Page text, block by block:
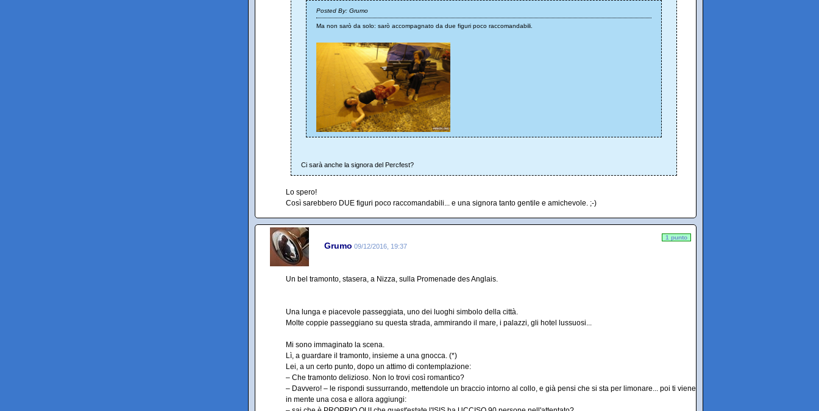
Posted By: Grumo
Ma non sarò da solo: sarò accompagnato da due figuri poco raccomandabili.
Ci sarà anche la signora del Percfest?
Lo spero!
Così sarebbero DUE figuri poco raccomandabili... e una signora tanto gentile e amichevole. ;-)
Grumo 09/12/2016, 19:37
1 punto
Un bel tramonto, stasera, a Nizza, sulla Promenade des Anglais.
Una lunga e piacevole passeggiata, uno dei luoghi simbolo della città.
Molte coppie passeggiano su questa strada, ammirando il mare, i palazzi, gli hotel lussuosi...
Mi sono immaginato la scena.
Lì, a guardare il tramonto, insieme a una gnocca. (*)
Lei, a un certo punto, dopo un attimo di contemplazione:
– Che tramonto delizioso. Non lo trovi così romantico?
– Davvero! – le rispondi sussurrando, mettendole un braccio intorno al collo, e già pensi che si sta per limonare... poi ti viene
in mente una cosa e allora aggiungi: